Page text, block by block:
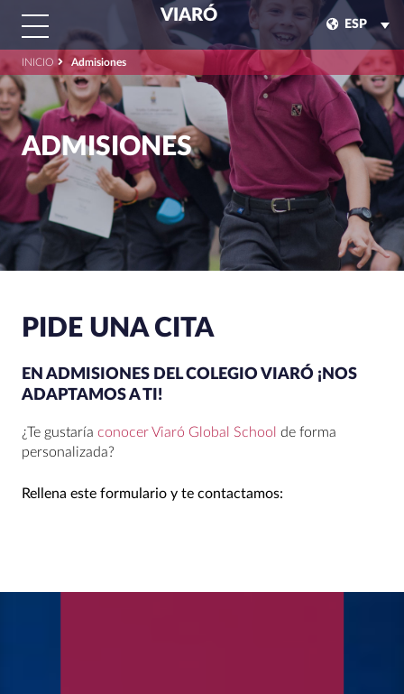
VIARÓ
ESP
INICIO Admisiones
ADMISIONES
PIDE UNA CITA
EN ADMISIONES DEL COLEGIO VIARÓ ¡NOS
ADAPTAMOS A TI!
¿Te gustaría conocer Viaró Global School de forma
personalizada?
Rellena este formulario y te contactamos: